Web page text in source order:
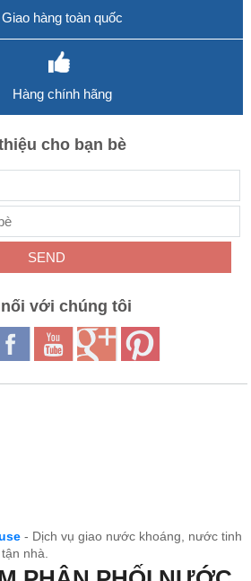
Giao hàng toàn quốc
Hàng chính hãng
cho bạn bè
với chúng tôi
- Dịch vụ giao nước khoáng, nước tinh
nhà.